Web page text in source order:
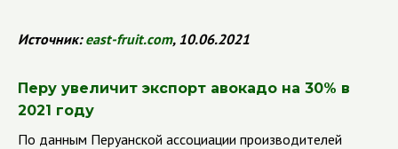
Источник:east-fruit.com, 10.06.2021
Перу увеличит экспорт авокадо на 30% в
2021 году
По данным Перуанской ассоциации производителей